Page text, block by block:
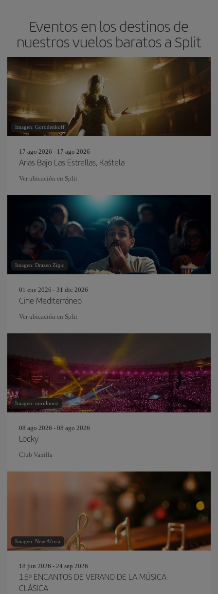
Eventos en los destinos de
nuestros vuelos baratos a Split
Imagen: Gorodenkoff
17 ago 2026 - 17 ago 2026
Arias Bajo Las Estrellas, Kaštela
Ver ubicación en Split
Imagen: Drazen Zigic
01 ene 2026 - 31 dic 2026
Cine Mediterráneo
Ver ubicación en Split
Imagen: nurulmust
08 ago 2026 - 08 ago 2026
Locky
Club Vanilla
Imagen: New Africa
18 jun 2026 - 24 sep 2026
15º ENCANTOS DE VERANO DE LA MÚSICA
CLÁSICA